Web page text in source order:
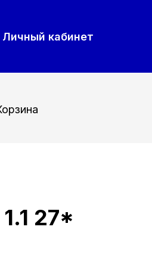
Личный кабинет
27*